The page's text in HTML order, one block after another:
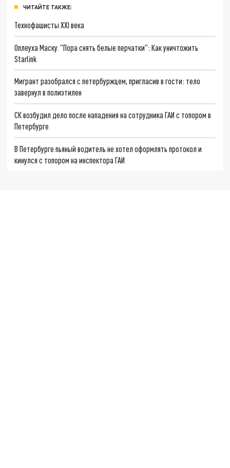
ЧИТАЙТЕ ТАКЖЕ:
Технофашисты XXI века
Оплеуха Маску. "Пора снять белые перчатки": Как уничтожить
Starlink
Мигрант разобрался с петербуржцем, пригласив в гости: тело
завернул в полиэтилен
СК возбудил дело после нападения на сотрудника ГАИ с топором в
Петербурге
В Петербурге пьяный водитель не хотел оформлять протокол и
кинулся с топором на инспектора ГАИ